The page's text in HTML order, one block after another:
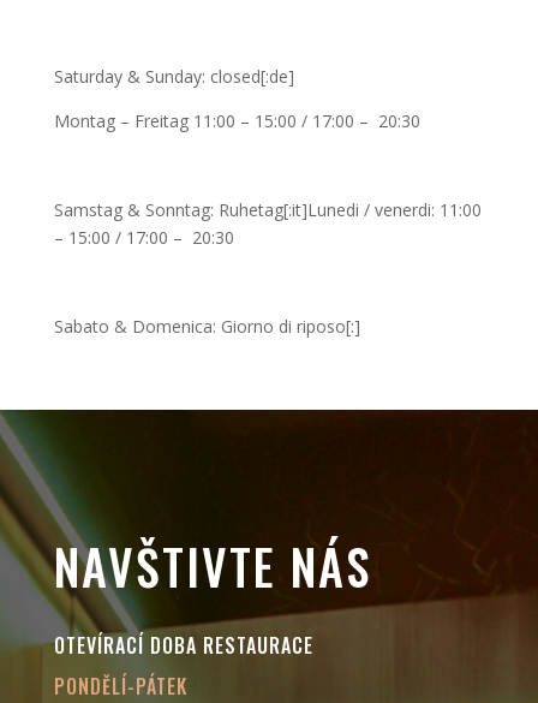
Saturday & Sunday: closed[:de]
Montag – Freitag 11:00 – 15:00 / 17:00 – 20:30
Samstag & Sonntag: Ruhetag[:it]Lunedi / venerdi: 11:00
– 15:00 / 17:00 – 20:30
Sabato & Domenica: Giorno di riposo[:]
NAVŠTIVTE NÁS
OTEVÍRACÍ DOBA RESTAURACE
PONDĚLÍ-PÁTEK